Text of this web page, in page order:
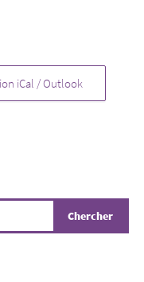
iCal / Outlook